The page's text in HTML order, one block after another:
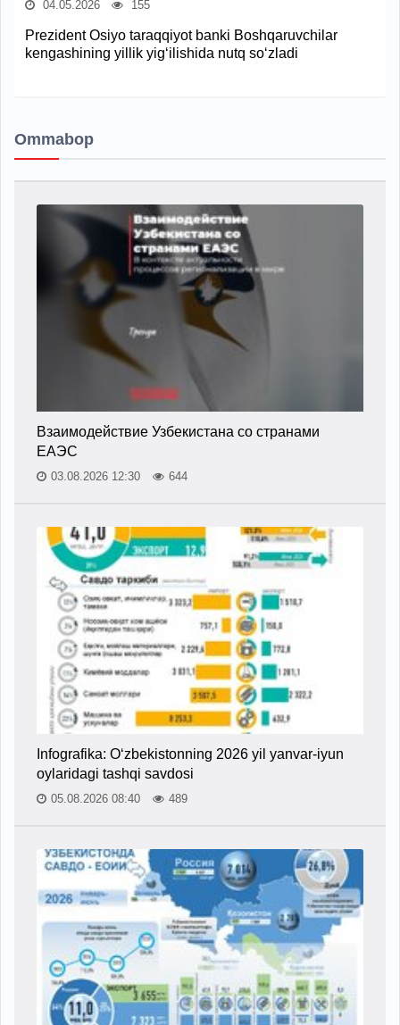
04.05.2026 155
Prezident Osiyo taraqqiyot banki Boshqaruvchilar
kengashining yillik yig‘ilishida nutq so‘zladi
Ommabop
Взаимодействие Узбекистана со странами
ЕАЭС
03.08.2026 12:30 644
Infografika: O‘zbekistonning 2026 yil yanvar-iyun
oylaridagi tashqi savdosi
05.08.2026 08:40 489